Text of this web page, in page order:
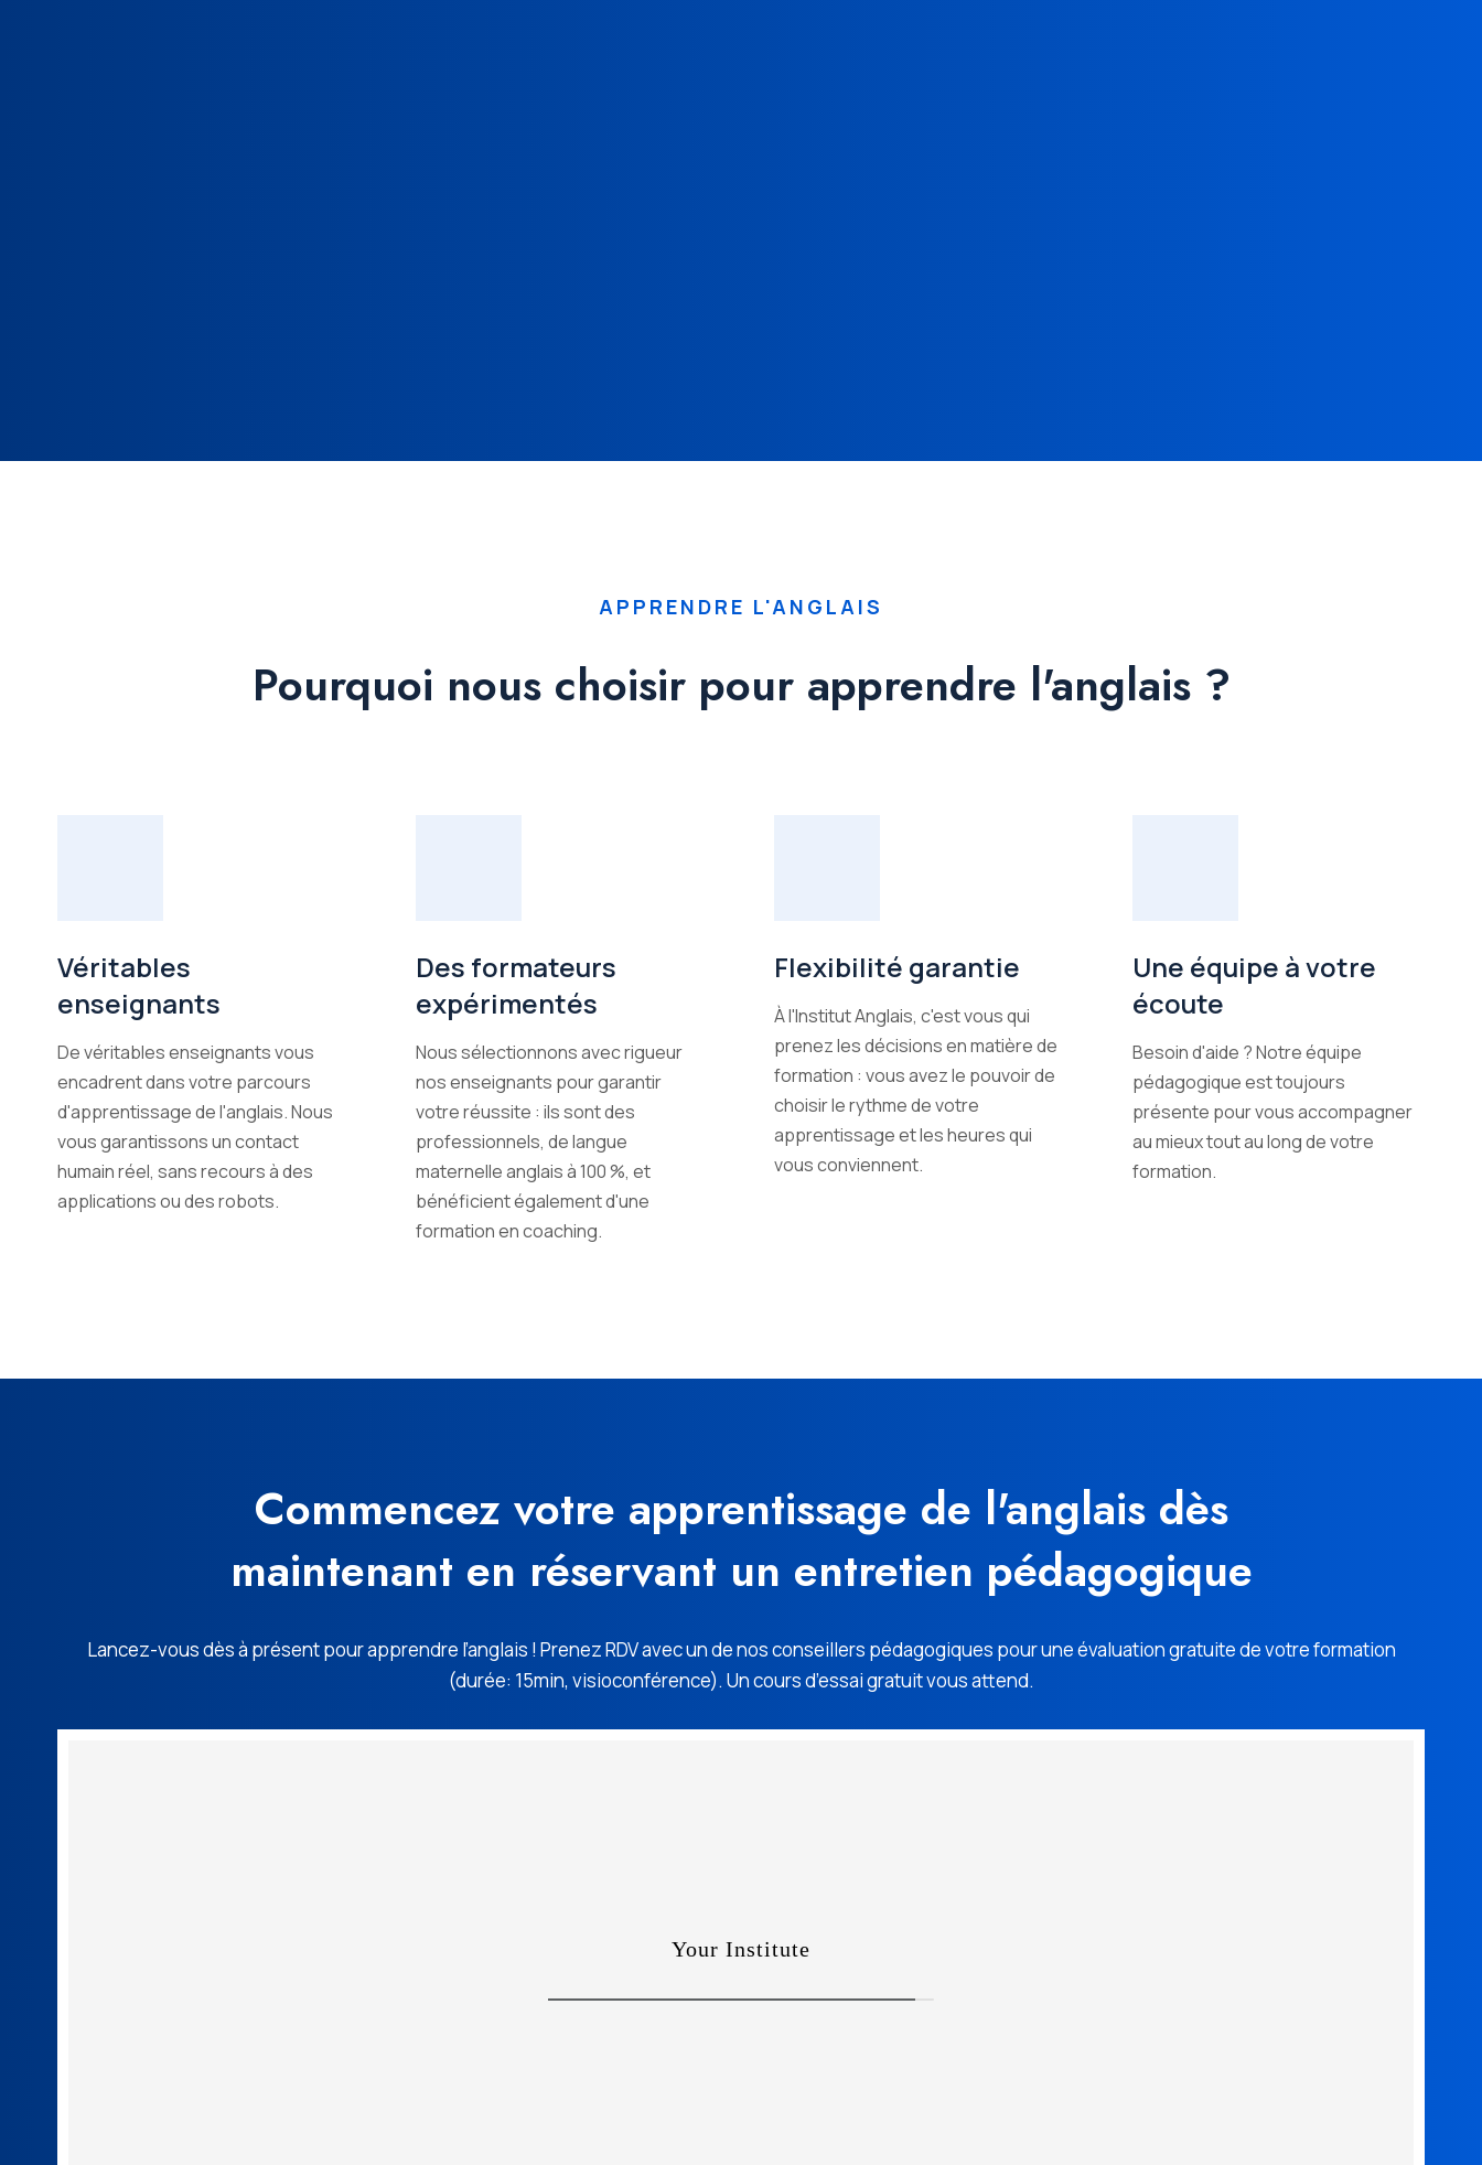
APPRENDRE L'ANGLAIS
Pourquoi nous choisir pour apprendre l'anglais ?
Véritables
enseignants
De véritables enseignants vous
encadrent dans votre parcours
d'apprentissage de l'anglais. Nous
vous garantissons un contact
humain réel, sans recours à des
applications ou des robots.
Des formateurs
expérimentés
Nous sélectionnons avec rigueur
nos enseignants pour garantir
votre réussite : ils sont des
professionnels, de langue
maternelle anglais à 100 %, et
bénéficient également d'une
formation en coaching.
Flexibilité garantie
À l'Institut Anglais, c'est vous qui
prenez les décisions en matière de
formation : vous avez le pouvoir de
choisir le rythme de votre
apprentissage et les heures qui
vous conviennent.
Une équipe à votre
écoute
Besoin d'aide ? Notre équipe
pédagogique est toujours
présente pour vous accompagner
au mieux tout au long de votre
formation.
Commencez votre apprentissage de l'anglais dès
maintenant en réservant un entretien pédagogique
Lancez-vous dès à présent pour apprendre l’anglais ! Prenez RDV avec un de nos conseillers pédagogiques pour une évaluation gratuite de votre formation
(durée: 15min, visioconférence). Un cours d’essai gratuit vous attend.